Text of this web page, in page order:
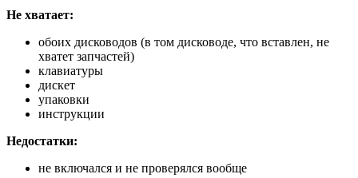
Не хватает:
обоих дисководов (в том дисководе, что вставлен, не
хватет запчастей)
клавиатуры
дискет
упаковки
инструкции
Недостатки:
не включался и не проверялся вообще